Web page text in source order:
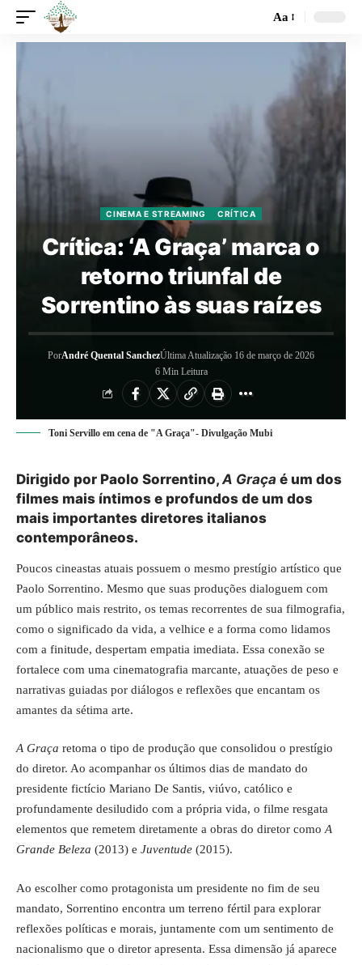
Aa
CINEMA E STREAMING CRÍTICA
Crítica: ‘A Graça’ marca o
retorno triunfal de
Sorrentino às suas raízes
PorAndré Quental SanchezÚltima Atualização 16 de março de 2026
6 Min Leitura
Toni Servillo em cena de "A Graça"- Divulgação Mubi
Dirigido por Paolo Sorrentino,A Graça é um dos
filmes mais íntimos e profundos de um dos
mais importantes diretores italianos
contemporâneos.
Poucos cineastas atuais possuem o mesmo prestígio artístico que
Paolo Sorrentino. Mesmo que suas produções dialoguem com
um público mais restrito, os temas recorrentes de sua filmografia,
como o significado da vida, a velhice e a forma como lidamos
com a finitude, despertam empatia imediata. Essa conexão se
fortalece com uma cinematografia marcante, atuações de peso e
narrativas guiadas por diálogos e reflexões que encantam os
amantes da sétima arte.
A Graça retoma o tipo de produção que consolidou o prestígio
do diretor. Ao acompanhar os últimos dias de mandato do
presidente fictício Mariano De Santis, viúvo, católico e
profundamente desiludido com a própria vida, o filme resgata
elementos que remetem diretamente a obras do diretor como A
Grande Beleza (2013) e Juventude (2015).
Ao escolher como protagonista um presidente no fim de seu
mandato, Sorrentino encontra um terreno fértil para explorar
reflexões políticas e morais, juntamente com um sentimento de
nacionalismo que o diretor apresenta. Essa dimensão já aparece